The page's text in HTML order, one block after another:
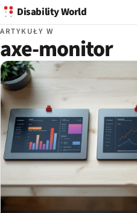
Disability World
ARTYKUŁY W
axe-monitor